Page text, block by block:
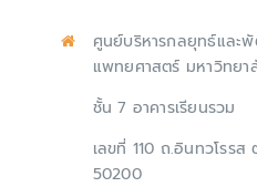
ศูนย์บริหารกลยุทธ์และ
แพทยศาสตร์ มหาวิทยา
ชั้น 7 อาคารเรียนรวม
เลขที่ 110 ถ.อินทวโรร
50200